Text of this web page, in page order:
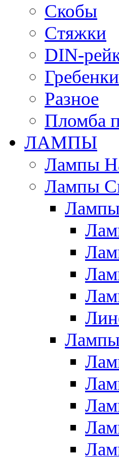
Скобы
Стяжки
DIN-
Гребенки
Разное
Пломба
ЛАМПЫ
Лампы
Лампы
Лампы